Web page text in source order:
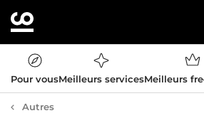
Pour vousMeilleurs servicesMeilleurs
Autres